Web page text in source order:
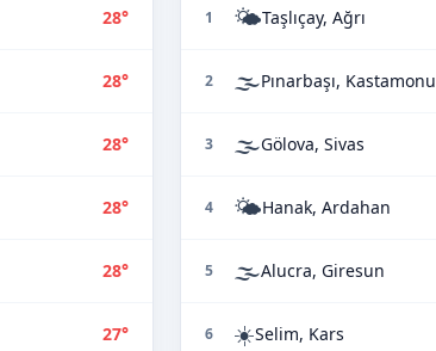
28°
28°
28°
28°
28°
27°
1 🌤️Taşlıçay, Ağrı
2 🌫️Pınarbaşı, Kastamonu
3 🌫️Gölova, Sivas
4 🌤️Hanak, Ardahan
5 🌫️Alucra, Giresun
6 ☀️Selim, Kars